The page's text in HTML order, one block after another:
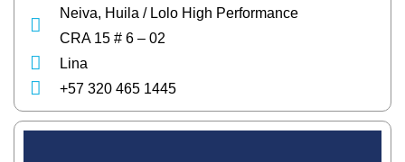
Neiva, Huila / Lolo High Performance
CRA 15 # 6 – 02
Lina
+57 320 465 1445